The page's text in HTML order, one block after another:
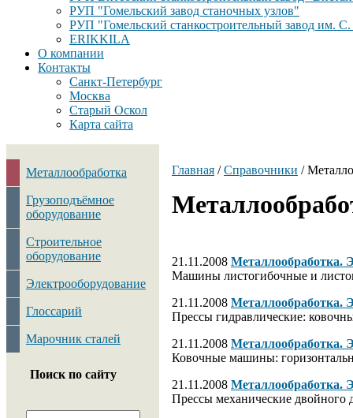
РУП "Гомельский завод станочных узлов"
РУП "Гомельский станкостроительный завод им.
ERIKKILA
О компании
Контакты
Санкт-Петербург
Москва
Старый Оскол
Карта сайта
Металлообработка
Грузоподъёмное
оборудование
Строительное
оборудование
Электрооборудование
Глоссарий
Марочник сталей
Поиск по сайту
Главная /Справочники /
21.11.2008
Машины листогибочные и
21.11.2008
Прессы гидравлические:
21.11.2008
Ковочные машины:
21.11.2008
Прессы механические